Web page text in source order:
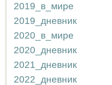
2019_в_мире
2019_дневник
2020_в_мире
2020_дневник
2021_дневник
2022_дневник